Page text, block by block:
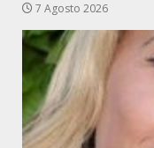
7 Agosto 2026